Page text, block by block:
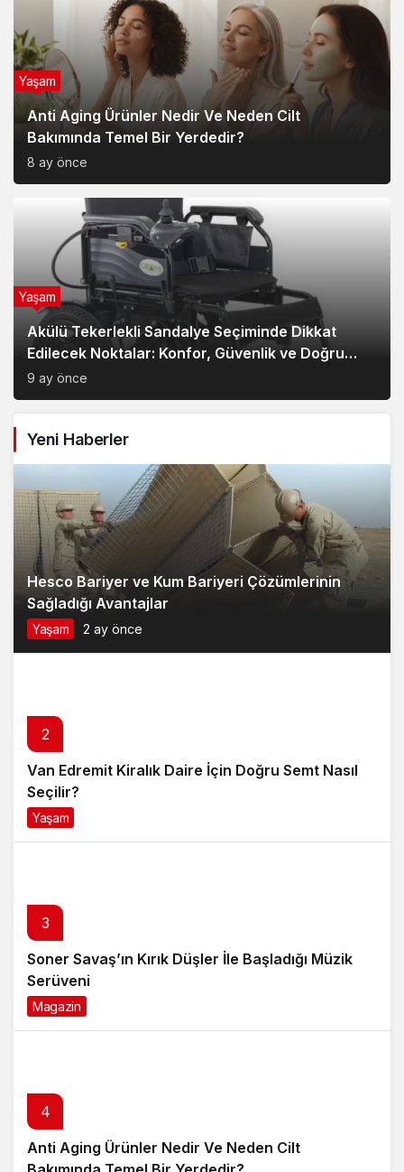
Anti Aging Ürünler Nedir Ve Neden Cilt
Bakımında Temel Bir Yerdedir?
8 ay önce
Yaşam
Akülü Tekerlekli Sandalye Seçiminde Dikkat
Edilecek Noktalar: Konfor, Güvenlik ve Doğru
Model Tercihi
9 ay önce
Yaşam
Yeni Haberler
Hesco Bariyer ve Kum Bariyeri Çözümlerinin
Sağladığı Avantajlar
Yaşam 2 ay önce
2
Van Edremit Kiralık Daire İçin Doğru Semt Nasıl
Seçilir?
Yaşam
3
Soner Savaş’ın Kırık Düşler İle Başladığı Müzik
Serüveni
Magazin
4
Anti Aging Ürünler Nedir Ve Neden Cilt